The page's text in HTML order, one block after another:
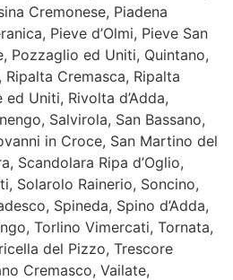
Cremonese, Piadena
Pieve d’Olmi, Pieve San
Pozzaglio ed Uniti, Quintano,
Cremasca, Ripalta
Uniti, Rivolta d’Adda,
Salvirola, San Bassano,
in Croce, San Martino del
Scandolara Ripa d’Oglio,
Solarolo Rainerio, Soncino,
Spineda, Spino d’Adda,
Torlino Vimercati, Tornata,
del Pizzo, Trescore
Cremasco, Vailate,